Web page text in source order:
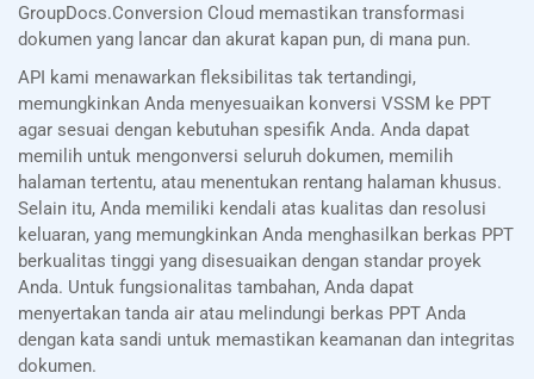
GroupDocs.Conversion Cloud memastikan transformasi
dokumen yang lancar dan akurat kapan pun, di mana pun.
API kami menawarkan fleksibilitas tak tertandingi,
memungkinkan Anda menyesuaikan konversi VSSM ke PPT
agar sesuai dengan kebutuhan spesifik Anda. Anda dapat
memilih untuk mengonversi seluruh dokumen, memilih
halaman tertentu, atau menentukan rentang halaman khusus.
Selain itu, Anda memiliki kendali atas kualitas dan resolusi
keluaran, yang memungkinkan Anda menghasilkan berkas PPT
berkualitas tinggi yang disesuaikan dengan standar proyek
Anda. Untuk fungsionalitas tambahan, Anda dapat
menyertakan tanda air atau melindungi berkas PPT Anda
dengan kata sandi untuk memastikan keamanan dan integritas
dokumen.